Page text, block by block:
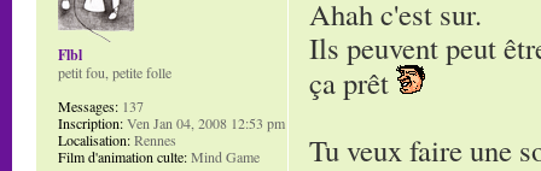
Ahah c'est sur.
Ils peuvent peut
ça prêt
Tu veux faire une
Flbl
petit fou, petite folle
Messages: 137
Inscription:Ven Jan 04, 2008 12:53 pm
Localisation:Rennes
Film d'animation culte:Mind Game